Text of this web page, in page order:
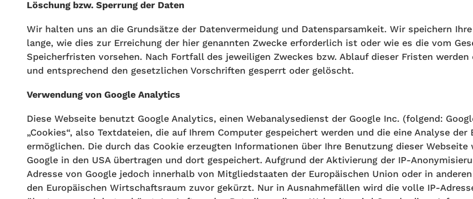
Löschung bzw. Sperrung der Daten
Wir halten uns an die Grundsätze der Datenvermeidung und Datensparsamkeit. Wir speichern
lange, wie dies zur Erreichung der hier genannten Zwecke erforderlich ist oder wie es die vom
Speicherfristen vorsehen. Nach Fortfall des jeweiligen Zweckes bzw. Ablauf dieser Fristen
und entsprechend den gesetzlichen Vorschriften gesperrt oder gelöscht.
Verwendung von Google Analytics
Diese Webseite benutzt Google Analytics, einen Webanalysedienst der Google Inc. (folgend:
„Cookies“, also Textdateien, die auf Ihrem Computer gespeichert werden und die eine Analyse
ermöglichen. Die durch das Cookie erzeugten Informationen über Ihre Benutzung dieser Webseite
Google in den USA übertragen und dort gespeichert. Aufgrund der Aktivierung der IP-
Adresse von Google jedoch innerhalb von Mitgliedstaaten der Europäischen Union oder in
den Europäischen Wirtschaftsraum zuvor gekürzt. Nur in Ausnahmefällen wird die volle IP-